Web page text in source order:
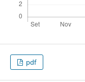
pdf